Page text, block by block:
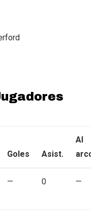
Goles Asist.
Al
arco
— 0 —